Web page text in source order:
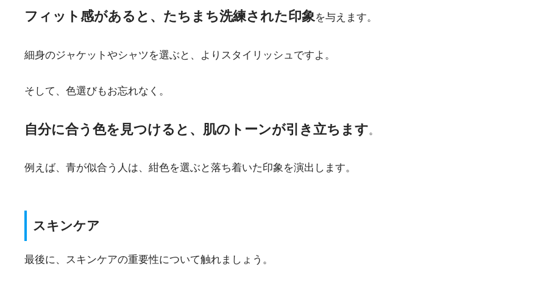
フィット感があると、たちまち洗練された印象を与えます。
細身のジャケットやシャツを選ぶと、よりスタイリッシュですよ。
そして、色選びもお忘れなく。
自分に合う色を見つけると、肌のトーンが引き立ちます。
例えば、青が似合う人は、紺色を選ぶと落ち着いた印象を演出します。
スキンケア
最後に、スキンケアの重要性について触れましょう。